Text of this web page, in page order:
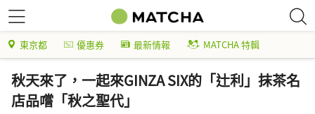
東京都 優惠券 最新情報 MATCHA 特輯
秋天來了，一起來GINZA SIX的「辻利」抹茶名
店品嚐「秋之聖代」